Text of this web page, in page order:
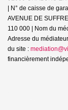
| N° de caisse de
AVENUE DE
110 000 | Nom du
Adresse du
du site :
financièrement